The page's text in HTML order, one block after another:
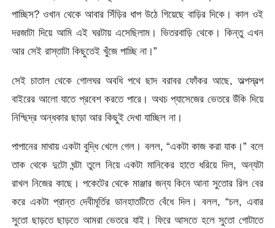
পাচ্ছিস? ওখান থেকে আবার সিঁড়ির ধাপ উঠে গিয়েছে বাড়ির দিকে। কাল ওই
দরজাটা দিয়ে আমি এই ঘরটায় এসেছিলাম। ভিতরবাড়ি থেকে। কিন্তু এখন
আর সেই রাস্তাটা কিছুতেই খুঁজে পাচ্ছি না।”
সেই চাতাল থেকে গোলঘর অবধি পথে ছাদ বরাবর ফোঁকর আছে, অল্পস্বল্প
বাইরের আলো যাতে প্রবেশ করতে পারে। অথচ প্যাসেজের ভেতরে উঁকি দিয়ে
নিশ্ছিদ্র অন্ধকার ছাড়া আর কিছুই দেখা যাচ্ছিল না।
পাপানের মাথায় একটা বুদ্ধি খেলে গেল। বলল, “একটা কাজ করা যাক।” বলে
তাক থেকে দুটো ঘন্টা তুলে নিয়ে একটা মানিকের হাতে ধরিয়ে দিল, অন্যটা
রাখল নিজের কাছে। পকেটের থেকে মাঞ্জার জন্য কিনে আনা সুতোর রিল বের
করে একটা প্রান্ত দেবীমূর্তির ডানহাতটিতে বেঁধে দিল। বলল, “চল, এবার
সুতো ছাড়তে ছাড়তে আমরা ভেতরে যাই। ফিরে আসতে হলে সুতো গোটাতে